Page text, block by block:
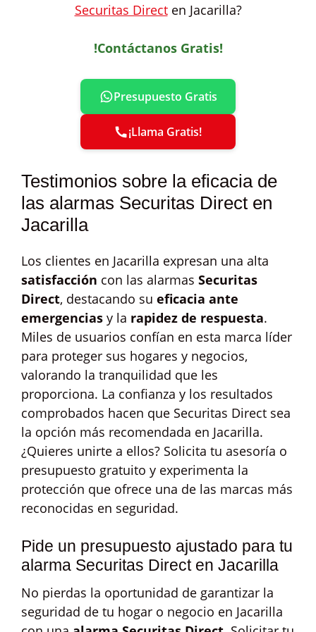
Securitas Directen Jacarilla?
!Contáctanos Gratis!
Presupuesto Gratis
¡Llama Gratis!
Testimonios sobre la eficacia de
las alarmas Securitas Direct en
Jacarilla
Los clientes en Jacarilla expresan una alta
satisfacción con las alarmas Securitas
Direct, destacando su eficacia ante
emergencias y la rapidez de respuesta.
Miles de usuarios confían en esta marca líder
para proteger sus hogares y negocios,
valorando la tranquilidad que les
proporciona. La confianza y los resultados
comprobados hacen que Securitas Direct sea
la opción más recomendada en Jacarilla.
¿Quieres unirte a ellos? Solicita tu asesoría o
presupuesto gratuito y experimenta la
protección que ofrece una de las marcas más
reconocidas en seguridad.
Pide un presupuesto ajustado para tu
alarma Securitas Direct en Jacarilla
No pierdas la oportunidad de garantizar la
seguridad de tu hogar o negocio en Jacarilla